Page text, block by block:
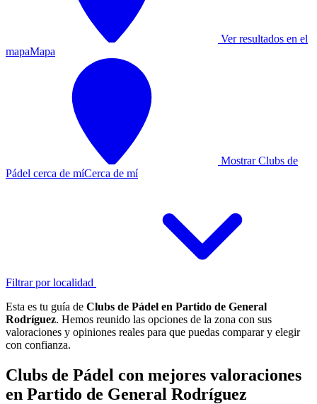
Ver resultados en el
mapaMapa
Mostrar Clubs de
Pádel cerca de míCerca de mí
Filtrar por localidad
Esta es tu guía de Clubs de Pádel en Partido de General
Rodríguez. Hemos reunido las opciones de la zona con sus
valoraciones y opiniones reales para que puedas comparar y elegir
con confianza.
Clubs de Pádel con mejores valoraciones
en Partido de General Rodríguez